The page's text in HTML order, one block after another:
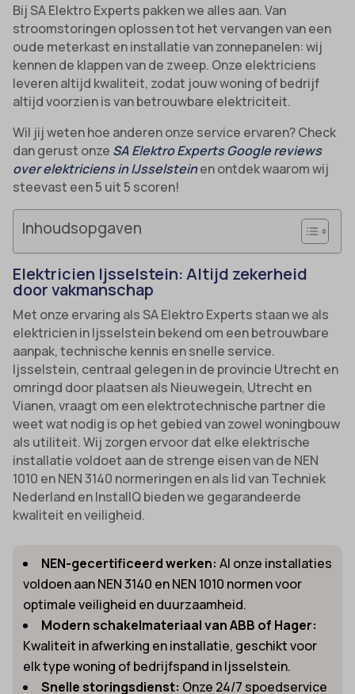
Bij SA Elektro Experts pakken we alles aan. Van
stroomstoringen oplossen tot het vervangen van een
oude meterkast en installatie van zonnepanelen: wij
kennen de klappen van de zweep. Onze elektriciens
leveren altijd kwaliteit, zodat jouw woning of bedrijf
altijd voorzien is van betrouwbare elektriciteit.
Wil jij weten hoe anderen onze service ervaren? Check
dan gerust onze SA Elektro Experts Google reviews
over elektriciens in IJsselsteinen ontdek waarom wij
steevast een 5 uit 5 scoren!
Inhoudsopgaven
Elektricien Ijsselstein: Altijd zekerheid
door vakmanschap
Met onze ervaring als SA Elektro Experts staan we als
elektricien in Ijsselstein bekend om een betrouwbare
aanpak, technische kennis en snelle service.
Ijsselstein, centraal gelegen in de provincie Utrecht en
omringd door plaatsen als Nieuwegein, Utrecht en
Vianen, vraagt om een elektrotechnische partner die
weet wat nodig is op het gebied van zowel woningbouw
als utiliteit. Wij zorgen ervoor dat elke elektrische
installatie voldoet aan de strenge eisen van de NEN
1010 en NEN 3140 normeringen en als lid van Techniek
Nederland en InstallQ bieden we gegarandeerde
kwaliteit en veiligheid.
NEN-gecertificeerd werken: Al onze installaties
voldoen aan NEN 3140 en NEN 1010 normen voor
optimale veiligheid en duurzaamheid.
Modern schakelmateriaal van ABB of Hager:
Kwaliteit in afwerking en installatie, geschikt voor
elk type woning of bedrijfspand in Ijsselstein.
Snelle storingsdienst: Onze 24/7 spoedservice